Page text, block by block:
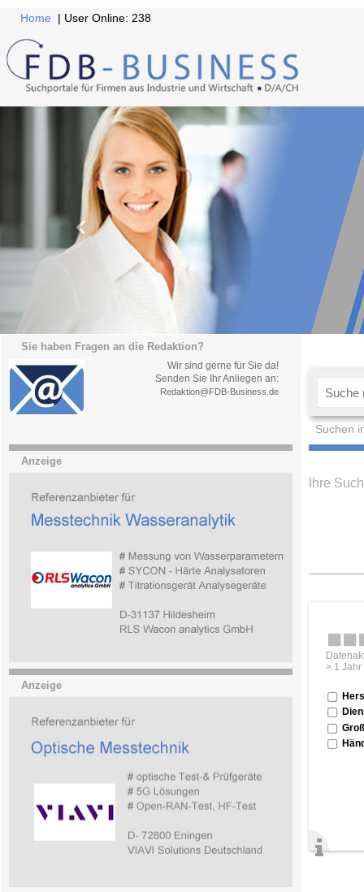
Home | User Online: 238
Sie haben Fragen an die Redaktion?
Wir sind gerne für Sie da!
Senden Sie Ihr Anliegen an:
Redaktion@FDB-Business.de
Suchen
Anzeige
Anzeige
Ihre
> 1 Jahr